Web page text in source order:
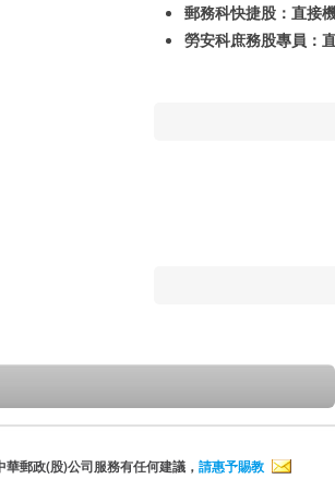
郵務科快捷股：直接
勞安科庶務股專員：
郵政(股)公司服務有任何建議， 請惠予賜教